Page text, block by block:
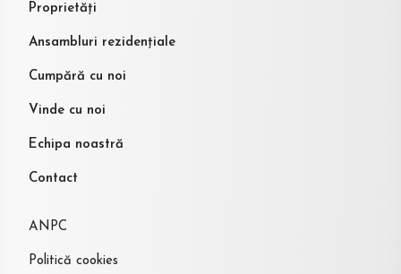
Proprietăți
Ansambluri rezidențiale
Cumpără cu noi
Vinde cu noi
Echipa noastră
Contact
ANPC
Politică cookies